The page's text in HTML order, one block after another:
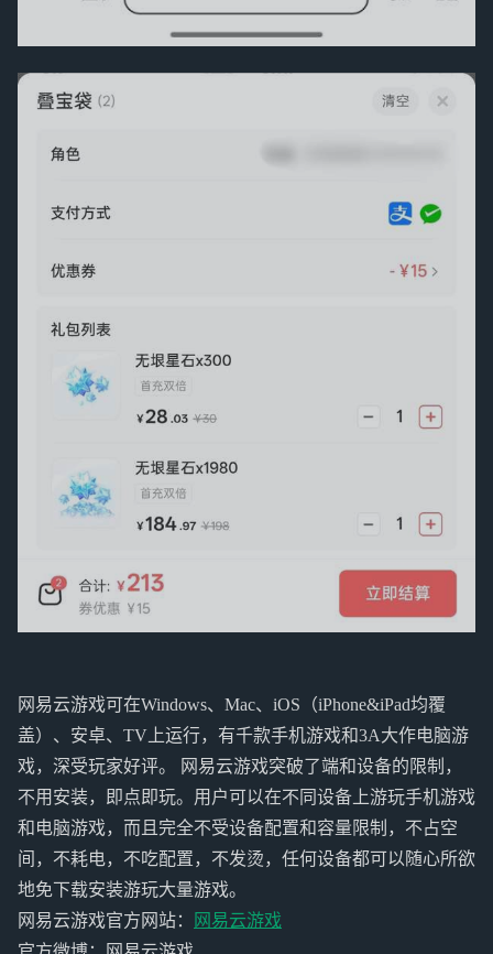
网易云游戏可在Windows、Mac、iOS（iPhone&iPad均覆
盖）、安卓、TV上运行，有千款手机游戏和3A大作电脑游
戏，深受玩家好评。 网易云游戏突破了端和设备的限制，
不用安装，即点即玩。用户可以在不同设备上游玩手机游戏
和电脑游戏，而且完全不受设备配置和容量限制，不占空
间，不耗电，不吃配置，不发烫，任何设备都可以随心所欲
地免下载安装游玩大量游戏。
网易云游戏官方网站：
网易云游戏